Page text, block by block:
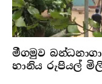
මීගමුව
හානිය රුපියල්